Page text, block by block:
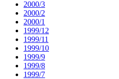
2000/3
2000/2
2000/1
1999/12
1999/11
1999/10
1999/9
1999/8
1999/7